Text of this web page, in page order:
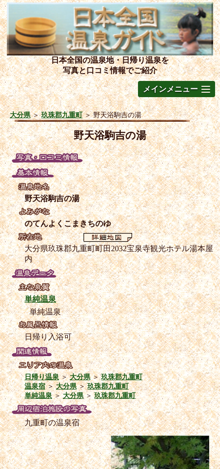
日本全国の温泉地・日帰り温泉を
写真と口コミ情報でご紹介
メインメニュー
大分県＞玖珠郡九重町＞野天浴駒吉の湯
野天浴駒吉の湯
野天浴駒吉の湯
のてんよくこまきちのゆ
大分県玖珠郡九重町町田2032宝泉寺観光ホテル湯本屋
内
単純温泉
単純温泉
日帰り入浴可
日帰り温泉＞大分県＞玖珠郡九重町
温泉宿＞大分県＞玖珠郡九重町
単純温泉＞大分県＞玖珠郡九重町
九重町の温泉宿